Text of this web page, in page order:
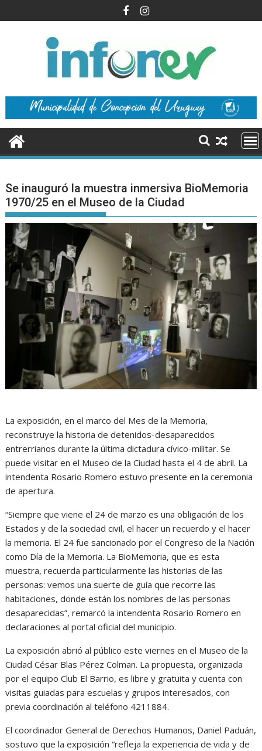
al
Se inauguró la muestra inmersiva BioMemoria
1970/25 en el Museo de la Ciudad
La exposición, en el marco del Mes de la Memoria,
reconstruye la historia de detenidos-desaparecidos
entrerrianos durante la última dictadura cívico-militar. Se
puede visitar en el Museo de la Ciudad hasta el 4 de abril. La
intendenta Rosario Romero estuvo presente en la ceremonia
de apertura.
“Siempre que viene el 24 de marzo es una obligación de los
Estados y de la sociedad civil, el hacer un recuerdo y el hacer
la memoria. El 24 fue sancionado por el Congreso de la Nación
como Día de la Memoria. La BioMemoria, que es esta
muestra, recuerda particularmente las historias de las
personas: vemos una suerte de guía que recorre las
habitaciones, donde están los nombres de las personas
desaparecidas”, remarcó la intendenta Rosario Romero en
declaraciones al portal oficial del municipio.
La exposición abrió al público este viernes en el Museo de la
Ciudad César Blas Pérez Colman. La propuesta, organizada
por el equipo Club El Barrio, es libre y gratuita y cuenta con
visitas guiadas para escuelas y grupos interesados, con
previa coordinación al teléfono 4211884.
El coordinador General de Derechos Humanos, Daniel Paduán,
sostuvo que la exposición “refleja la experiencia de vida y de